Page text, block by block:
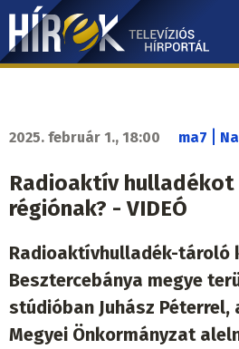
Ugrás
tartalomra
Hírek.sk
2025. február 1., 18:00 ma7
Radioaktív
régiónak? - VIDEÓ
Radioaktívhulladék-tároló
Besztercebánya megye
stúdióban Juhász Péterrel,
Megyei Önkormányzat